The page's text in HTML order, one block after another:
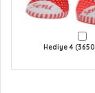
Hediye 4